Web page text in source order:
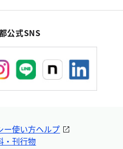
公式SNS
ー使い方ヘルプ
・刊行物